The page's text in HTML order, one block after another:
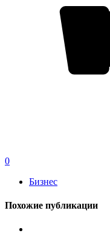
0
Бизнес
Похожие публикации